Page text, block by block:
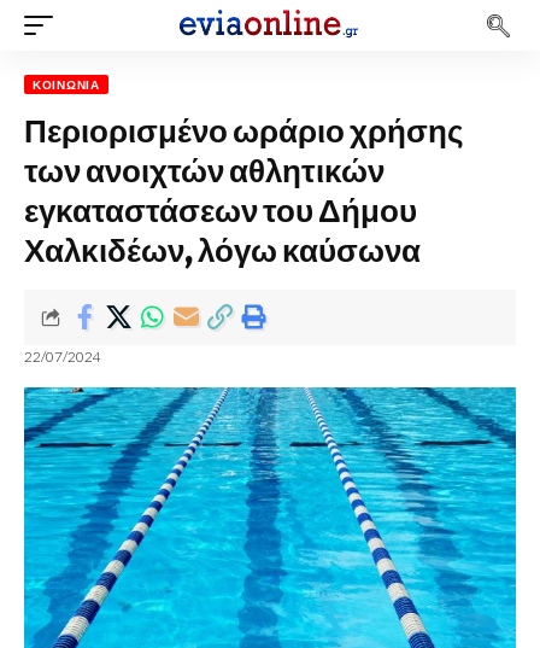
ΚΟΙΝΩΝΊΑ
Περιορισμένο ωράριο χρήσης
των ανοιχτών αθλητικών
εγκαταστάσεων του Δήμου
Χαλκιδέων, λόγω καύσωνα
22/07/2024